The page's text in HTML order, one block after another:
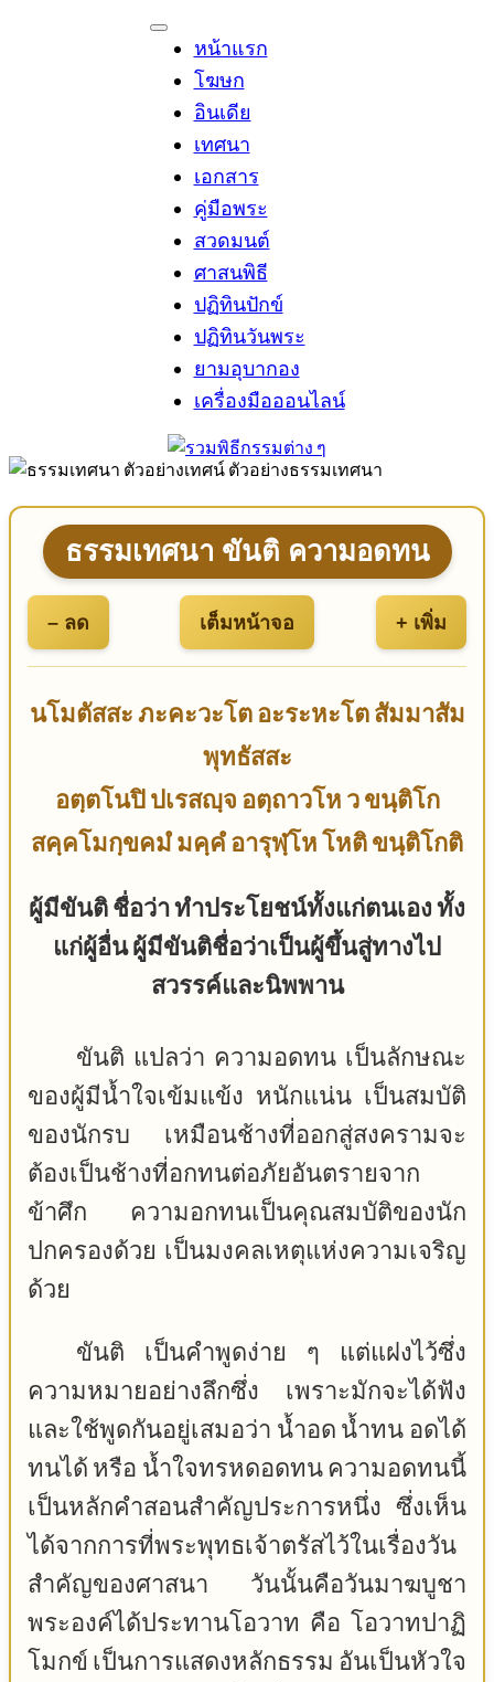
หน้าแรก
โฆษก
อินเดีย
เทศนา
เอกสาร
คู่มือพระ
สวดมนต์
ศาสนพิธี
ปฏิทินปักข์
ปฏิทินวันพระ
ยามอุบากอง
เครื่องมือออนไลน์
ธรรมเทศนา ขันติ ความอดทน
– ลด เต็มหน้าจอ + เพิ่ม
นโมตัสสะ ภะคะวะโต อะระหะโต สัมมาสัม
พุทธัสสะ
อตฺตโนปิ ปเรสญฺจ อตฺถาวโห ว ขนฺติโก
สคฺคโมกฺขคมํ มคฺคํ อารุฬฺโห โหติ ขนฺติโกติ
ผู้มีขันติ ชื่อว่า ทำประโยชน์ทั้งแก่ตนเอง ทั้ง
แก่ผู้อื่น ผู้มีขันติชื่อว่าเป็นผู้ขึ้นสู่ทางไป
สวรรค์และนิพพาน
ขันติ แปลว่า ความอดทน เป็นลักษณะ
ของผู้มีน้ำใจเข้มแข้ง หนักแน่น เป็นสมบัติ
ของนักรบ เหมือนช้างที่ออกสู่สงครามจะ
ต้องเป็นช้างที่อกทนต่อภัยอันตรายจาก
ข้าศึก ความอกทนเป็นคุณสมบัติของนัก
ปกครองด้วย เป็นมงคลเหตุแห่งความเจริญ
ด้วย
ขันติ เป็นคำพูดง่าย ๆ แต่แฝงไว้ซึ่ง
ความหมายอย่างลึกซึ่ง เพราะมักจะได้ฟัง
และใช้พูดกันอยู่เสมอว่า น้ำอด น้ำทน อดได้
ทนได้ หรือ น้ำใจทรหดอดทน ความอดทนนี้
เป็นหลักคำสอนสำคัญประการหนึ่ง ซึ่งเห็น
ได้จากการที่พระพุทธเจ้าตรัสไว้ในเรื่องวัน
สำคัญของศาสนา วันนั้นคือวันมาฆบูชา
พระองค์ได้ประทานโอวาท คือ โอวาทปาฏิ
โมกข์ เป็นการแสดงหลักธรรม อันเป็นหัวใจ